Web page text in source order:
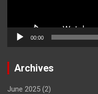
00:00
Archives
June 2025 (2)